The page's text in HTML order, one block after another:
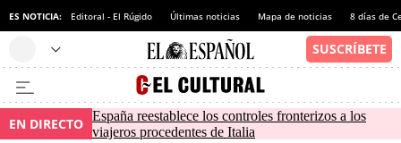
ES NOTICIA: Editoral - El Rúgido Últimas noticias Mapa de noticias 8 días de
EN DIRECTO España reestablece los controles fronterizos a los
viajeros procedentes de Italia